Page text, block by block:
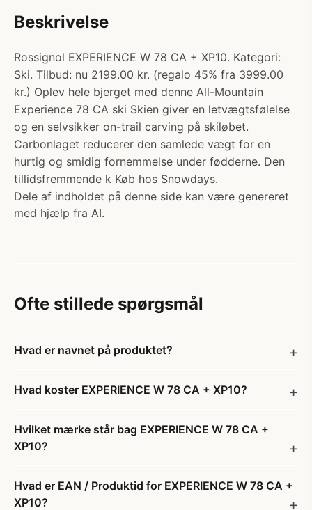
Beskrivelse
Rossignol EXPERIENCE W 78 CA + XP10. Kategori:
Ski. Tilbud: nu 2199.00 kr. (regalo 45% fra 3999.00
kr.) Oplev hele bjerget med denne All-Mountain
Experience 78 CA ski Skien giver en letvægtsfølelse
og en selvsikker on-trail carving på skiløbet.
Carbonlaget reducerer den samlede vægt for en
hurtig og smidig fornemmelse under fødderne. Den
tillidsfremmende k Køb hos Snowdays.
Dele af indholdet på denne side kan være genereret
med hjælp fra AI.
Ofte stillede spørgsmål
Hvad er navnet på produktet?
Hvad koster EXPERIENCE W 78 CA + XP10?
Hvilket mærke står bag EXPERIENCE W 78 CA +
XP10?
Hvad er EAN / Produktid for EXPERIENCE W 78 CA +
XP10?